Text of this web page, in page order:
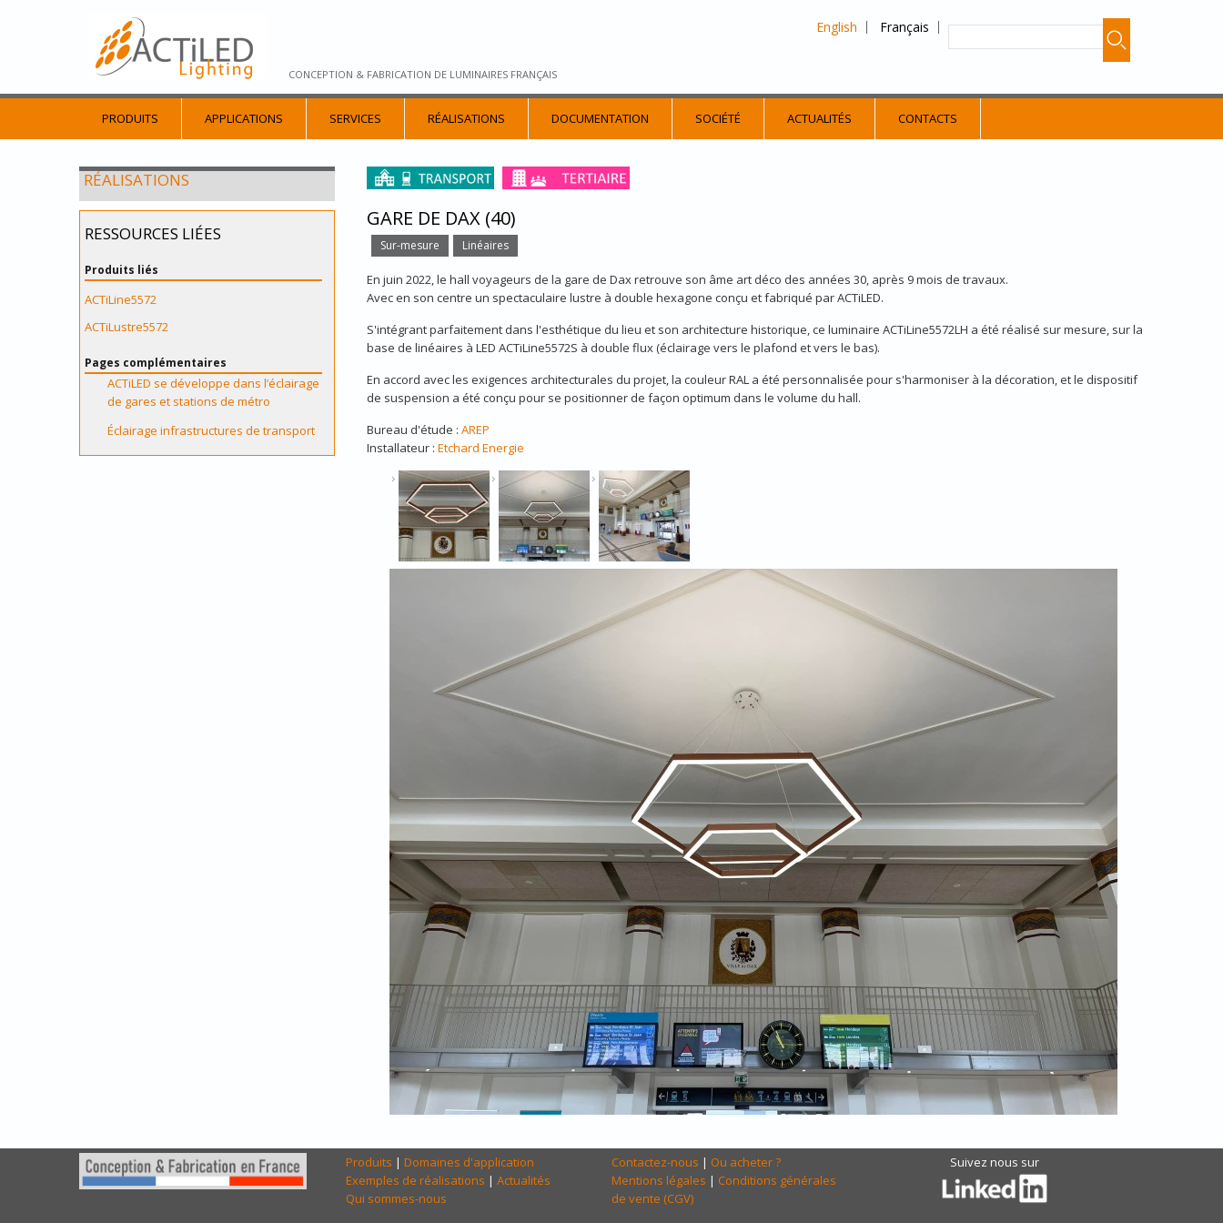
CONCEPTION & FABRICATION DE LUMINAIRES FRANÇAIS
English Français
PRODUITS APPLICATIONS SERVICES RÉALISATIONS DOCUMENTATION SOCIÉTÉ ACTUALITÉS CONTACTS
GARE DE DAX (40)
Sur-mesure Linéaires
En juin 2022, le hall voyageurs de la gare de Dax retrouve son âme art déco des années 30, après 9 mois de travaux.
Avec en son centre un spectaculaire lustre à double hexagone conçu et fabriqué par ACTiLED.
S'intégrant parfaitement dans l'esthétique du lieu et son architecture historique, ce luminaire ACTiLine5572LH a été réalisé sur mesure, sur la
base de linéaires à LED ACTiLine5572S à double flux (éclairage vers le plafond et vers le bas).
En accord avec les exigences architecturales du projet, la couleur RAL a été personnalisée pour s'harmoniser à la décoration, et le dispositif
de suspension a été conçu pour se positionner de façon optimum dans le volume du hall.
Bureau d'étude : AREP
Installateur : Etchard Energie
RÉALISATIONS
RESSOURCES LIÉES
Produits liés
ACTiLine5572
ACTiLustre5572
Pages complémentaires
ACTiLED se développe dans l’éclairage
de gares et stations de métro
Éclairage infrastructures de transport
Produits | Domaines d'application
Exemples de réalisations | Actualités
Qui sommes-nous
Contactez-nous | Ou acheter ?
Mentions légales | Conditions générales
de vente (CGV)
Suivez nous sur